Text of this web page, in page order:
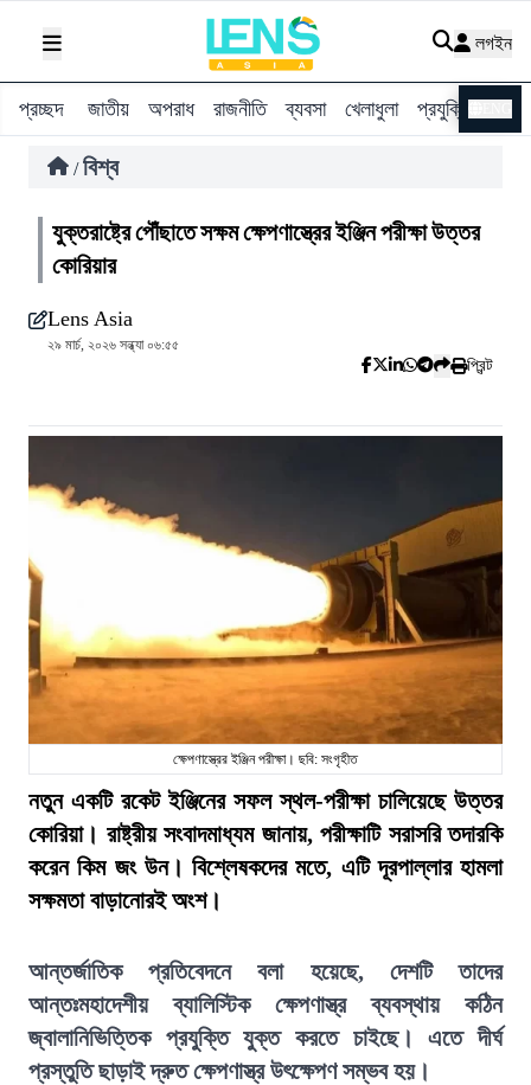
লগইন
প্রচ্ছদ জাতীয় অপরাধ রাজনীতি ব্যবসা খেলাধুলা প্রযুক্তি
/ বিশ্ব
যুক্তরাষ্ট্রে পৌঁছাতে সক্ষম ক্ষেপণাস্ত্রের ইঞ্জিন পরীক্ষা উত্তর
কোরিয়ার
Lens Asia
২৯ মার্চ, ২০২৬ সন্ধ্যা ০৬:৫৫
প্রিন্ট
ক্ষেপণাস্ত্রের ইঞ্জিন পরীক্ষা। ছবি: সংগৃহীত
নতুন একটি রকেট ইঞ্জিনের সফল স্থল-পরীক্ষা চালিয়েছে উত্তর
কোরিয়া। রাষ্ট্রীয় সংবাদমাধ্যম জানায়, পরীক্ষাটি সরাসরি তদারকি
করেন কিম জং উন। বিশ্লেষকদের মতে, এটি দূরপাল্লার হামলা
সক্ষমতা বাড়ানোরই অংশ।
আন্তর্জাতিক প্রতিবেদনে বলা হয়েছে, দেশটি তাদের
আন্তঃমহাদেশীয় ব্যালিস্টিক ক্ষেপণাস্ত্র ব্যবস্থায় কঠিন
জ্বালানিভিত্তিক প্রযুক্তি যুক্ত করতে চাইছে। এতে দীর্ঘ
প্রস্তুতি ছাড়াই দ্রুত ক্ষেপণাস্ত্র উৎক্ষেপণ সম্ভব হয়।